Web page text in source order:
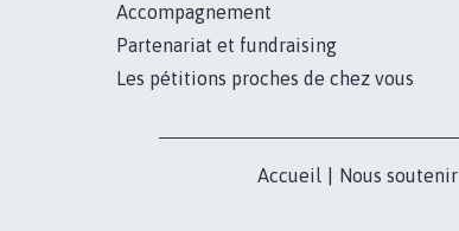
Accompagnement
Partenariat et fundraising
Les pétitions proches de chez vous
Accueil Nous soutenir